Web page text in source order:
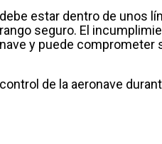
estar dentro de unos
seguro. El
y puede comprometer
de la aeronave